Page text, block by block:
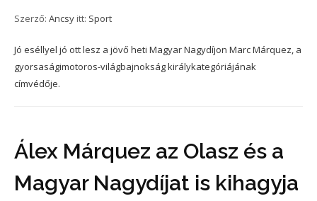
Szerző: Ancsy itt: Sport
Jó eséllyel jó ott lesz a jövő heti Magyar Nagydíjon Marc Márquez, a
gyorsaságimotoros-világbajnokság királykategóriájának
címvédője.
Álex Márquez az Olasz és a
Magyar Nagydíjat is kihagyja